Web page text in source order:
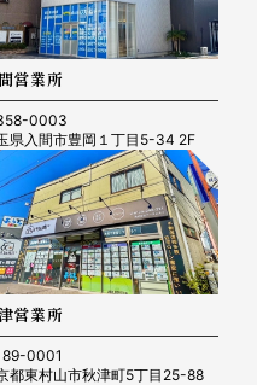
営業所
0003
県入間市豊岡１丁目5-34 2F
営業所
0001
都東村山市秋津町5丁目25-88